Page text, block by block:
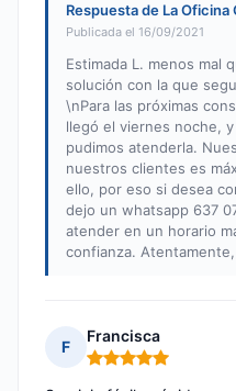
Respuesta de La Oficina
Publicada el 16/09/2021
Estimada L. menos mal
solución con la que
\nPara las próximas
llegó el viernes noche,
pudimos atenderla.
nuestros clientes es
ello, por eso si desea
dejo un whatsapp 637
atender en un horario
confianza. Atentamente,
F
Francisca
Nota: 5 de 5